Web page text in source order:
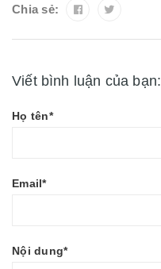
Chia sẻ:
Viết bình luận của bạn:
Họ tên*
Email*
Nội dung*